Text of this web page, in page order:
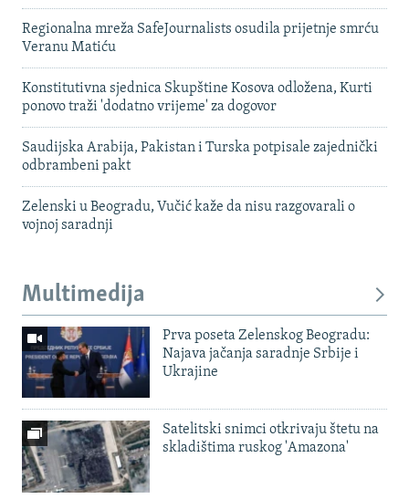
Regionalna mreža SafeJournalists osudila prijetnje smrću
Veranu Matiću
Konstitutivna sjednica Skupštine Kosova odložena, Kurti
ponovo traži 'dodatno vrijeme' za dogovor
Saudijska Arabija, Pakistan i Turska potpisale zajednički
odbrambeni pakt
Zelenski u Beogradu, Vučić kaže da nisu razgovarali o
vojnoj saradnji
Multimedija
Prva poseta Zelenskog Beogradu:
Najava jačanja saradnje Srbije i
Ukrajine
Satelitski snimci otkrivaju štetu na
skladištima ruskog 'Amazona'